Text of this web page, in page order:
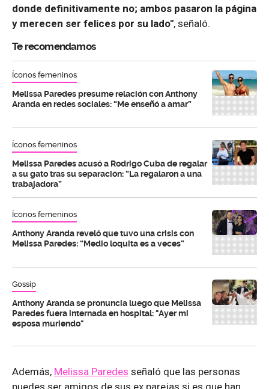
donde definitivamente no; ambos pasaron la página
y merecen ser felices por su lado", señaló.
Te recomendamos
Íconos femeninos
Melissa Paredes presume relación con Anthony
Aranda en redes sociales: “Me enseñó a amar”
Íconos femeninos
Melissa Paredes acusó a Rodrigo Cuba de regalar
a su gato tras su separación: “La regalaron a una
trabajadora”
Íconos femeninos
Anthony Aranda reveló que tuvo una crisis con
Melissa Paredes: “Medio loquita es a veces”
Gossip
Anthony Aranda se pronuncia luego que Melissa
Paredes fuera internada en hospital: "Ayer mi
esposa muriendo"
Además, Melissa Paredes señaló que las personas
puedes ser amigos de sus ex parejas si es que han